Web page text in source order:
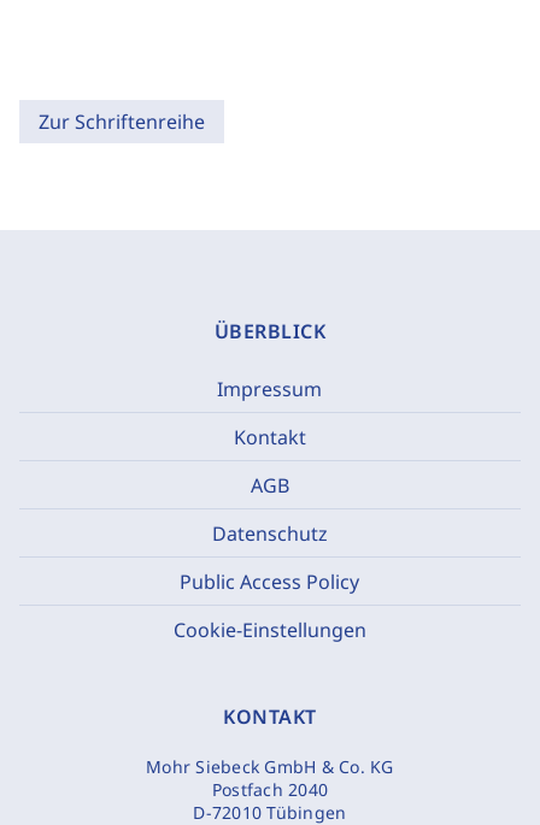
Zur Schriftenreihe
ÜBERBLICK
Impressum
Kontakt
AGB
Datenschutz
Public Access Policy
Cookie-Einstellungen
KONTAKT
Mohr Siebeck GmbH & Co. KG
Postfach 2040
D-72010 Tübingen